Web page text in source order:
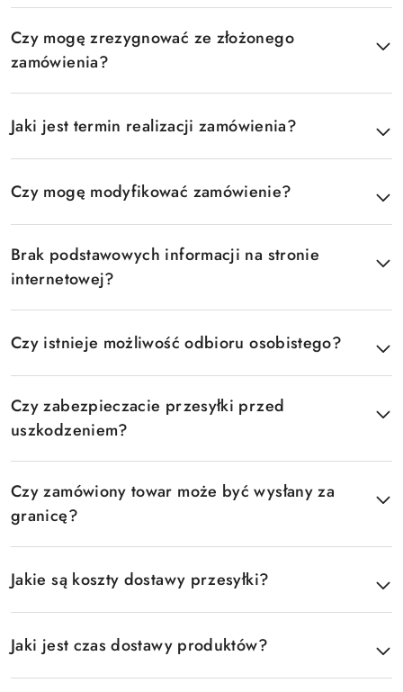
Czy mogę zrezygnować ze złożonego
zamówienia?
Jaki jest termin realizacji zamówienia?
Czy mogę modyfikować zamówienie?
Brak podstawowych informacji na stronie
internetowej?
Czy istnieje możliwość odbioru osobistego?
Czy zabezpieczacie przesyłki przed
uszkodzeniem?
Czy zamówiony towar może być wysłany za
granicę?
Jakie są koszty dostawy przesyłki?
Jaki jest czas dostawy produktów?